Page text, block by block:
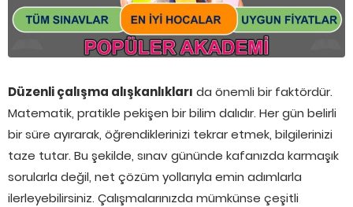
Düzenli çalışma alışkanlıkları da önemli bir faktördür.
Matematik, pratikle pekişen bir bilim dalıdır. Her gün belirli
bir süre ayırarak, öğrendiklerinizi tekrar etmek, bilgilerinizi
taze tutar. Bu şekilde, sınav gününde kafanızda karmaşık
sorularla değil, net çözüm yollarıyla emin adımlarla
ilerleyebilirsiniz. Çalışmalarınızda mümkünse çeşitli